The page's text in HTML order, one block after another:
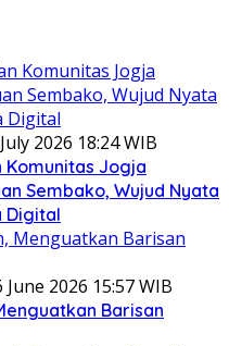
2026 18:24 WIB
Komunitas Jogja
Sembako, Wujud Nyata
Digital
June 2026 15:57 WIB
Barisan